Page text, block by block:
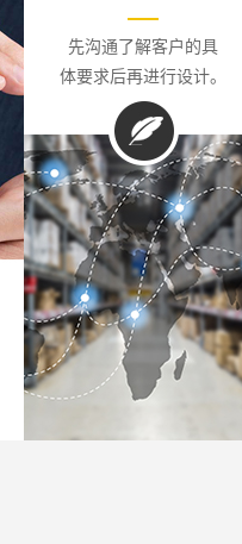
先沟通了解客户的具
体要求后再进行设计。